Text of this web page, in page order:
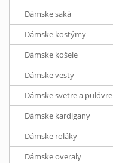
Dámske saká
Dámske kostýmy
Dámske košele
Dámske vesty
Dámske svetre a pulóvre
Dámske kardigany
Dámske roláky
Dámske overaly